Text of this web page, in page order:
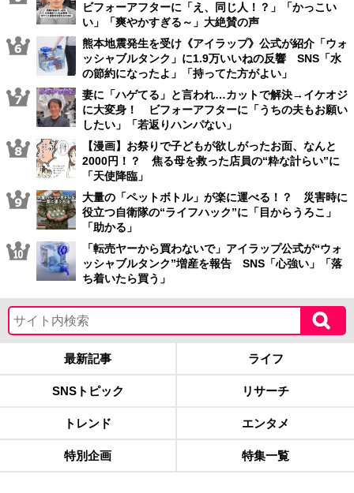
ビフォーアフターに「え、同じ人！？」「かっこい
い」「爽やかすぎる～」大絶賛の声
熊本地震発生を受け《アイラップ》公式が紹介「ウォ
ッシャブルタンク」に1.9万いいねの反響 SNS「水
の節約になったよ」「持ってた方がよい」
妻に「ハゲてる」と言われ…カットで解決→イケオジ
に大変身！ ビフォーアフターに「うちの夫もお願い
したい」「若返りハンパない」
【漫画】お祭りで子どもが欲しがったお面、なんと
2000円！？ 焦る母を救った店員の“粋な計らい”に
「天使降臨」
大量の「ペットボトル」が楽に運べる！？ 災害時に
役立つ自衛隊の“ライフハック”に「目からうろこ」
「助かる」
「転売ヤーから買わないで」アイラップ公式が“ウォ
ッシャブルタンク”増産を報告 SNS「心強い」「落
ち着いたら買う」
最新記事 ライフ
SNSトピック リサーチ
トレンド エンタメ
特別企画 特集一覧